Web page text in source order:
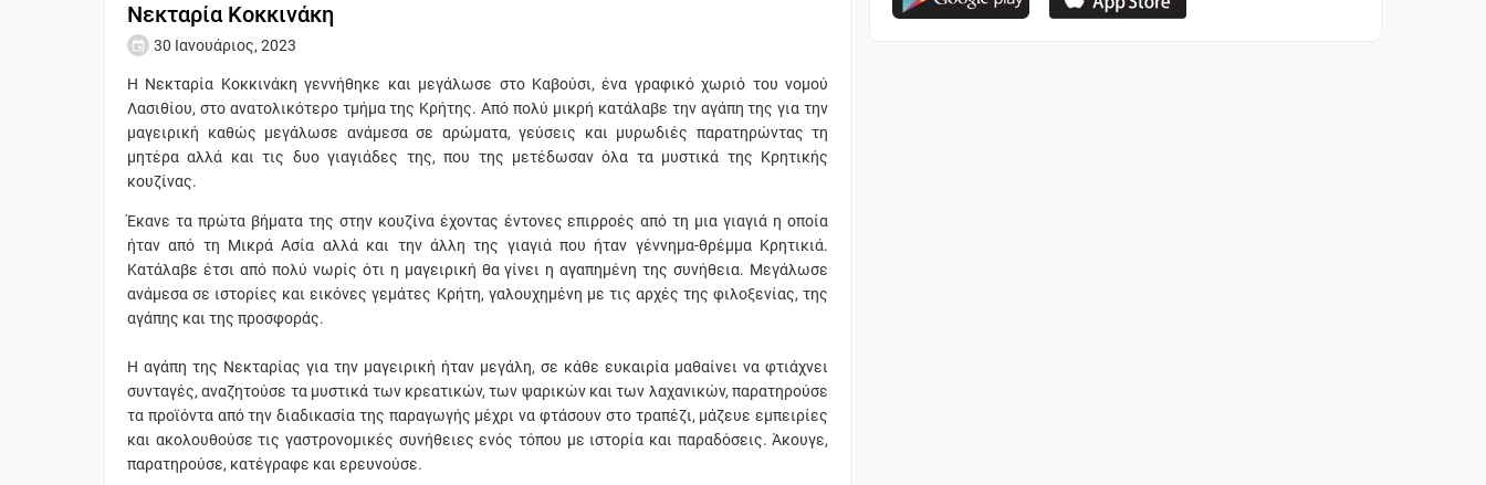
Νεκταρία Κοκκινάκη
30 Ιανουάριος, 2023
H Nεκταρία Κοκκινάκη γεννήθηκε και μεγάλωσε στο Καβούσι, ένα γραφικό χωριό του νομού
Λασιθίου, στο ανατολικότερο τμήμα της Κρήτης. Από πολύ μικρή κατάλαβε την αγάπη της για την
μαγειρική καθώς μεγάλωσε ανάμεσα σε αρώματα, γεύσεις και μυρωδιές παρατηρώντας τη
μητέρα αλλά και τις δυο γιαγιάδες της, που της μετέδωσαν όλα τα μυστικά της Κρητικής
κουζίνας.
Έκανε τα πρώτα βήματα της στην κουζίνα έχοντας έντονες επιρροές από τη μια γιαγιά η οποία
ήταν από τη Μικρά Ασία αλλά και την άλλη της γιαγιά που ήταν γέννημα-θρέμμα Κρητικιά.
Κατάλαβε έτσι από πολύ νωρίς ότι η μαγειρική θα γίνει η αγαπημένη της συνήθεια. Μεγάλωσε
ανάμεσα σε ιστορίες και εικόνες γεμάτες Κρήτη, γαλουχημένη με τις αρχές της φιλοξενίας, της
αγάπης και της προσφοράς.
Η αγάπη της Νεκταρίας για την μαγειρική ήταν μεγάλη, σε κάθε ευκαιρία μαθαίνει να φτιάχνει
συνταγές, αναζητούσε τα μυστικά των κρεατικών, των ψαρικών και των λαχανικών, παρατηρούσε
τα προϊόντα από την διαδικασία της παραγωγής μέχρι να φτάσουν στο τραπέζι, μάζευε εμπειρίες
και ακολουθούσε τις γαστρονομικές συνήθειες ενός τόπου με ιστορία και παραδόσεις. Άκουγε,
παρατηρούσε, κατέγραφε και ερευνούσε.